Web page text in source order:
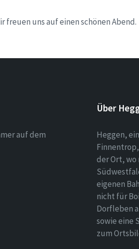
freuen uns auf einen schönen Abend.
auf dem
Über
Heggen,
der Ort, wo
eigenen
nicht für
Dorfleben
sowie eine
zum